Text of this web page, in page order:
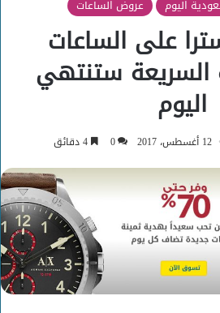
عروض الساعات
على الساعات
السريعة ستنتهي
اليوم
12 أغسطس، 2017 0 4 دقائق